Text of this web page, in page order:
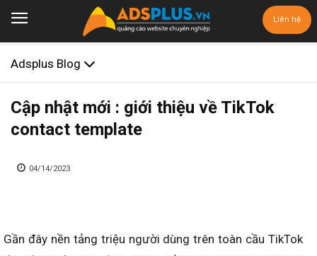
Liên hệ
Adsplus Blog
Cập nhật mới : giới thiệu về TikTok
contact template
04/14/2023
Gần đây nền tảng triệu người dùng trên toàn cầu TikTok